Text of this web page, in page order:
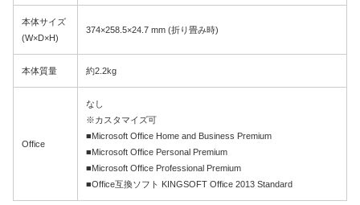
本体サイズ
(W×D×H)
374×258.5×24.7 mm (折り畳み時)
本体質量 約2.2kg
Office
なし
※カスタマイズ可
■Microsoft Office Home and Business Premium
■Microsoft Office Personal Premium
■Microsoft Office Professional Premium
■Office互換ソフト KINGSOFT Office 2013 Standard